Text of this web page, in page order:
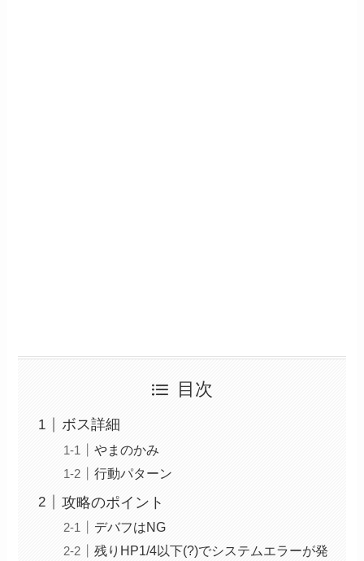
目次
ボス詳細
やまのかみ
行動パターン
攻略のポイント
デバフはNG
残りHP1/4以下(?)でシステムエラーが発